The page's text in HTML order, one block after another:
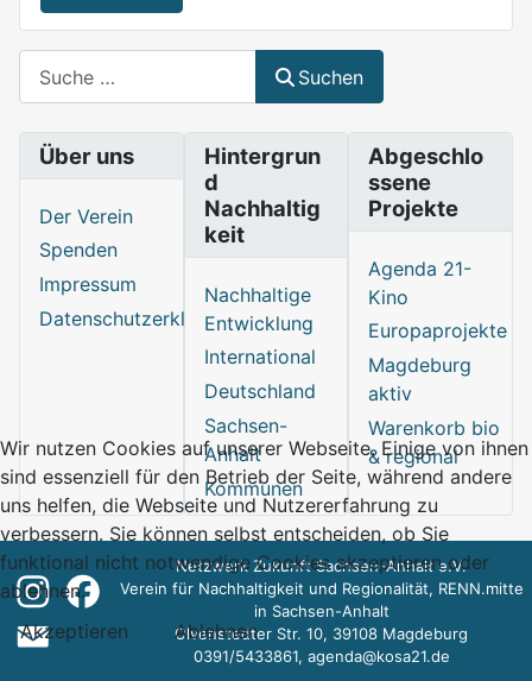
Suchen
Über uns
Der Verein
Spenden
Impressum
Datenschutzerklärung
Hintergrun
d
Nachhaltig
keit
Nachhaltige
Entwicklung
International
Deutschland
Sachsen-
Anhalt
Kommunen
Abgeschlo
ssene
Projekte
Agenda 21-
Kino
Europaprojekte
Magdeburg
aktiv
Warenkorb bio
& regional
Netzwerk Zukunft Sachsen-Anhalt e.V.
Verein für Nachhaltigkeit und Regionalität, RENN.mitte
in Sachsen-Anhalt
Olvenstedter Str. 10, 39108 Magdeburg
0391/5433861, agenda@kosa21.de
Wir nutzen Cookies auf unserer Webseite. Einige von ihnen
sind essenziell für den Betrieb der Seite, während andere
uns helfen, die Webseite und Nutzererfahrung zu
verbessern. Sie können selbst entscheiden, ob Sie
funktional nicht notwendige Cookies akzeptieren oder
ablehnen.
Akzeptieren
Ablehnen
Datenschutzerklärung